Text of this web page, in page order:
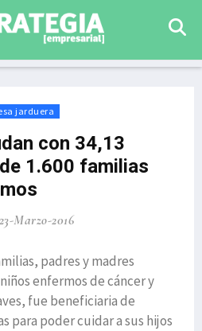
jarduera
con 34,13
1.600 familias
23-Marzo-2016
padres y madres
enfermos de cáncer y
fue beneficiaria de
para poder cuidar a sus hijos